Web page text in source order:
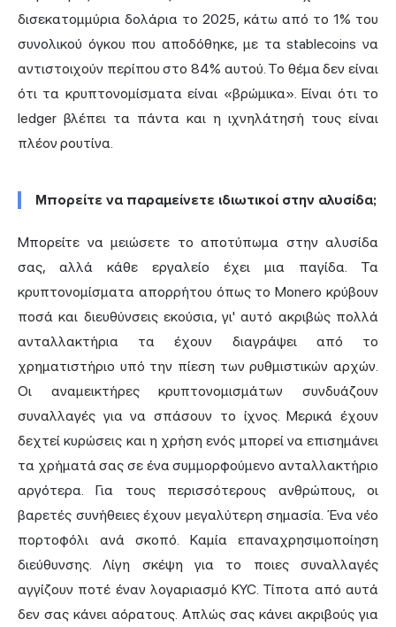
δισεκατομμύρια δολάρια το 2025, κάτω από το 1% του
συνολικού όγκου που αποδόθηκε, με τα stablecoins να
αντιστοιχούν περίπου στο 84% αυτού. Το θέμα δεν είναι
ότι τα κρυπτονομίσματα είναι «βρώμικα». Είναι ότι το
ledger βλέπει τα πάντα και η ιχνηλάτησή τους είναι
πλέον ρουτίνα.
Μπορείτε να παραμείνετε ιδιωτικοί στην αλυσίδα;
Μπορείτε να μειώσετε το αποτύπωμα στην αλυσίδα
σας, αλλά κάθε εργαλείο έχει μια παγίδα. Τα
κρυπτονομίσματα απορρήτου όπως το Monero κρύβουν
ποσά και διευθύνσεις εκούσια, γι' αυτό ακριβώς πολλά
ανταλλακτήρια τα έχουν διαγράψει από το
χρηματιστήριο υπό την πίεση των ρυθμιστικών αρχών.
Οι αναμεικτήρες κρυπτονομισμάτων συνδυάζουν
συναλλαγές για να σπάσουν το ίχνος. Μερικά έχουν
δεχτεί κυρώσεις και η χρήση ενός μπορεί να επισημάνει
τα χρήματά σας σε ένα συμμορφούμενο ανταλλακτήριο
αργότερα. Για τους περισσότερους ανθρώπους, οι
βαρετές συνήθειες έχουν μεγαλύτερη σημασία. Ένα νέο
πορτοφόλι ανά σκοπό. Καμία επαναχρησιμοποίηση
διεύθυνσης. Λίγη σκέψη για το ποιες συναλλαγές
αγγίζουν ποτέ έναν λογαριασμό KYC. Τίποτα από αυτά
δεν σας κάνει αόρατους. Απλώς σας κάνει ακριβούς για